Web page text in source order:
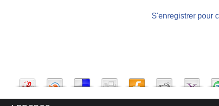
S'enregistrer pour